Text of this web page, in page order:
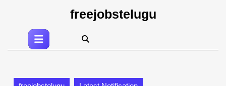
to
freejobstelugu
Open
Button